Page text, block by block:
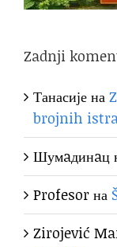
Zadnji
Танасијена
brojnih
Шумaдинaц
Profesorна
Zirojević